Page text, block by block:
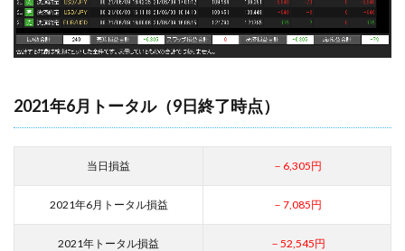
2021年6月トータル（9日終了時点）
当日損益 －6,305円
2021年6月トータル損益 －7,085円
2021年トータル損益 －52,545円